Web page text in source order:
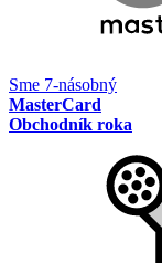
Sme 7-násobný
MasterCard
Obchodník roka